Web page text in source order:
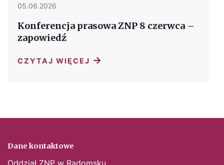
05.06.2026
Konferencja prasowa ZNP 8 czerwca –
zapowiedź
CZYTAJ WIĘCEJ →
Dane kontaktowe
Oddział ZNP w Radomsku